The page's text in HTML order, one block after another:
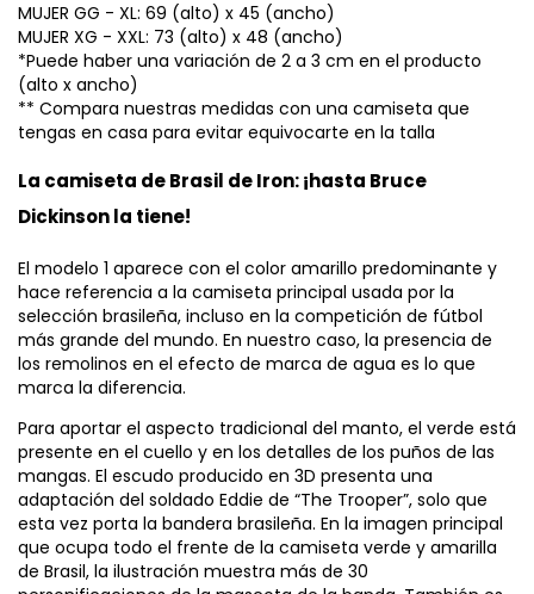
MUJER GG - XL: 69 (alto) x 45 (ancho)
MUJER XG - XXL: 73 (alto) x 48 (ancho)
*Puede haber una variación de 2 a 3 cm en el producto
(alto x ancho)
** Compara nuestras medidas con una camiseta que
tengas en casa para evitar equivocarte en la talla
La camiseta de Brasil de Iron: ¡hasta Bruce
Dickinson la tiene!
El modelo 1 aparece con el color amarillo predominante y
hace referencia a la camiseta principal usada por la
selección brasileña, incluso en la competición de fútbol
más grande del mundo. En nuestro caso, la presencia de
los remolinos en el efecto de marca de agua es lo que
marca la diferencia.
Para aportar el aspecto tradicional del manto, el verde está
presente en el cuello y en los detalles de los puños de las
mangas. El escudo producido en 3D presenta una
adaptación del soldado Eddie de “The Trooper”, solo que
esta vez porta la bandera brasileña. En la imagen principal
que ocupa todo el frente de la camiseta verde y amarilla
de Brasil, la ilustración muestra más de 30